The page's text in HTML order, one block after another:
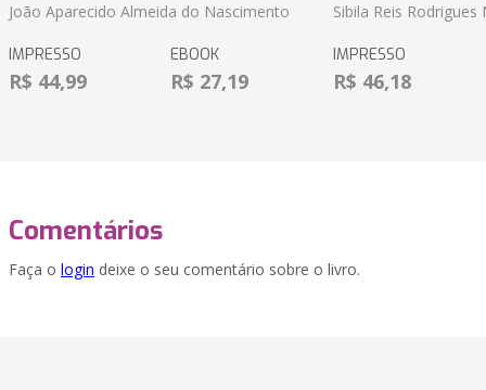
João Aparecido Almeida do Nascimento
IMPRESSO
R$ 44,99
EBOOK
R$ 27,19
Sibila Reis
IMPRESSO
R$ 46,18
Comentários
Faça o login deixe o seu comentário sobre o livro.